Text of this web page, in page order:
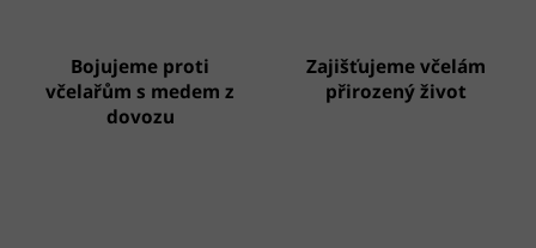
Bojujeme proti
včelařům s medem z
dovozu
Zajišťujeme včelám
přirozený život